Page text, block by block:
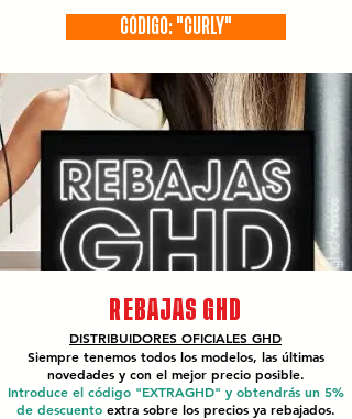
CÓDIGO: "CURLY"
REBAJAS GHD
DISTRIBUIDORES OFICIALES GHD
Siempre tenemos todos los modelos, las últimas
novedades y con el mejor precio posible.
Introduce el código "EXTRAGHD" y obtendrás un 5%
de descuento extra sobre los precios ya rebajados.